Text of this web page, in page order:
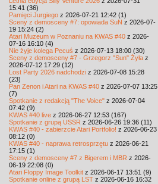
15:41 (36)
Pamięci Jurgiego z 2026-07-21 12:42 (1)
Sceny z demosceny #7: opowiada SuN z 2026-07-
19 15:24 (2)
Atari Muzeum w Poznaniu na KWAS #40 z 2026-
07-16 16:10 (4)
Nie żyje kolega Pecuś z 2026-07-13 18:00 (30)
Sceny z demosceny #7 - Grzegorz "Sun" Żyła z
2026-07-12 17:29 (12)
Lost Party 2026 nadchodzi z 2026-07-08 15:28
(23)
Pan Zenon i Atari na KWAS #40 z 2026-07-07 13:25
(7)
Spotkanie z redakcją "The Voice" z 2026-07-04
07:42 (9)
KWAS #40 live z 2026-06-27 12:53 (167)
Spotkanie z grupą USSR z 2026-06-26 19:36 (11)
KWAS #40 - zabierzcie Atari Portfolio! z 2026-06-23
08:12 (0)
KWAS #40 - naprawa retrosprzętu z 2026-06-21
17:15 (1)
Sceny z demosceny #7 z Bigerem i MBR z 2026-
06-19 22:08 (0)
Atari Floppy Image Toolkit z 2026-06-17 13:51 (9)
Spotkanie online z grupą LST z 2026-06-16 16:32